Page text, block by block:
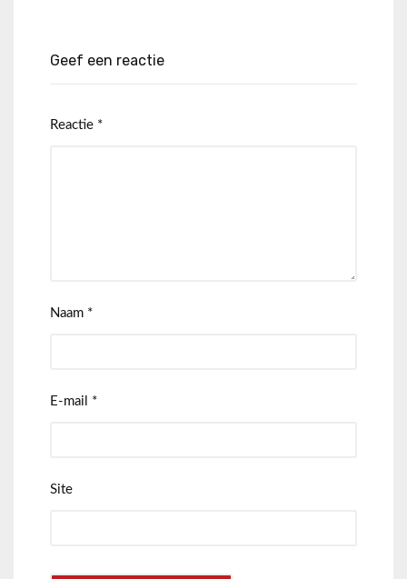
Geef een reactie
Reactie *
Naam *
E-mail *
Site